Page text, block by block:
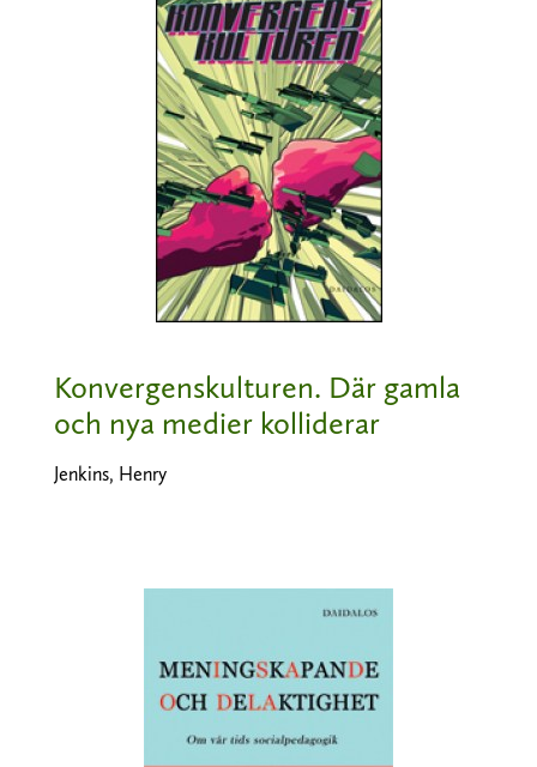
Konvergenskulturen. Där gamla
och nya medier kolliderar
Jenkins, Henry